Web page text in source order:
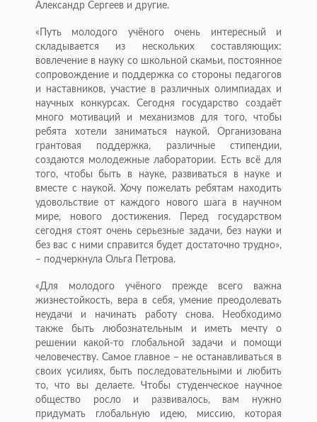
Александр Сергеев и другие.
«Путь молодого учёного очень интересный и
складывается из нескольких составляющих:
вовлечение в науку со школьной скамьи, постоянное
сопровождение и поддержка со стороны педагогов
и наставников, участие в различных олимпиадах и
научных конкурсах. Сегодня государство создаёт
много мотиваций и механизмов для того, чтобы
ребята хотели заниматься наукой. Организована
грантовая поддержка, различные стипендии,
создаются молодежные лаборатории. Есть всё для
того, чтобы быть в науке, развиваться в науке и
вместе с наукой. Хочу пожелать ребятам находить
удовольствие от каждого нового шага в научном
мире, нового достижения. Перед государством
сегодня стоят очень серьезные задачи, без науки и
без вас с ними справится будет достаточно трудно»,
– подчеркнула Ольга Петрова.
«Для молодого учёного прежде всего важна
жизнестойкость, вера в себя, умение преодолевать
неудачи и начинать работу снова. Необходимо
также быть любознательным и иметь мечту о
решении какой-то глобальной задачи и помощи
человечеству. Самое главное – не останавливаться в
своих усилиях, быть последовательными и любить
то, что вы делаете. Чтобы студенческое научное
общество росло и развивалось, вам нужно
придумать глобальную идею, миссию, которая